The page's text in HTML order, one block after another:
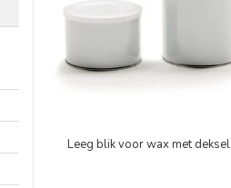
Leeg blik voor wax met deksel